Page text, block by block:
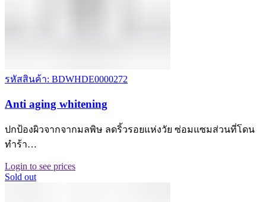
รหัสสินค้า: BDWHDE0000272
Anti aging whitening
ปกป้องผิวจากจากมลพิษ ลดริ้วรอยแห่งวัย ซ่อมแซมส่วนที่โดน
ทำร้า…
Login to see prices
Sold out